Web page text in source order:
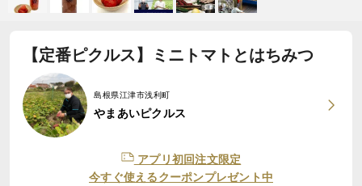
【定番ピクルス】ミニトマトとはちみつ
島根県江津市浅利町
やまあいピクルス
アプリ初回注文限定
今すぐ使えるクーポンプレゼント中